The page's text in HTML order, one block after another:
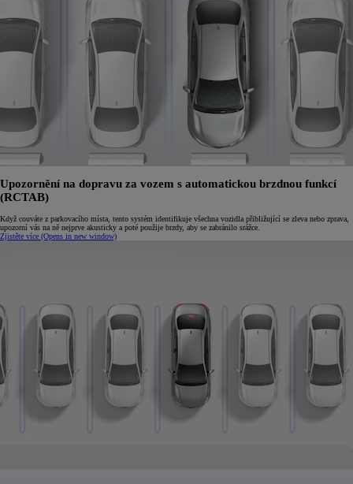
Upozornění na dopravu za vozem s automatickou brzdnou funkcí
(RCTAB)
Když couváte z parkovacího místa, tento systém identifikuje všechna vozidla přibližující se zleva nebo zprava,
upozorní vás na ně nejprve akusticky a poté použije brzdy, aby se zabránilo srážce.
Zjistěte více (Opens in new window)